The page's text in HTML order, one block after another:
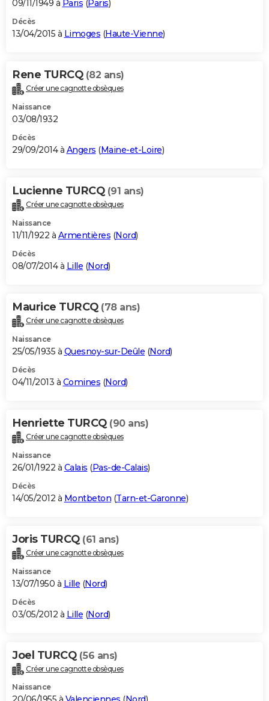
09/11/1949 à Paris (Paris)
Décès
13/04/2015 à Limoges (Haute-Vienne)
Rene TURCQ (82 ans)
Créer une cagnotte obsèques
Naissance
03/08/1932
Décès
29/09/2014 à Angers (Maine-et-Loire)
Lucienne TURCQ (91 ans)
Créer une cagnotte obsèques
Naissance
11/11/1922 à Armentières (Nord)
Décès
08/07/2014 à Lille (Nord)
Maurice TURCQ (78 ans)
Créer une cagnotte obsèques
Naissance
25/05/1935 à Quesnoy-sur-Deûle (Nord)
Décès
04/11/2013 à Comines (Nord)
Henriette TURCQ (90 ans)
Créer une cagnotte obsèques
Naissance
26/01/1922 à Calais (Pas-de-Calais)
Décès
14/05/2012 à Montbeton (Tarn-et-Garonne)
Joris TURCQ (61 ans)
Créer une cagnotte obsèques
Naissance
13/07/1950 à Lille (Nord)
Décès
03/05/2012 à Lille (Nord)
Joel TURCQ (56 ans)
Créer une cagnotte obsèques
Naissance